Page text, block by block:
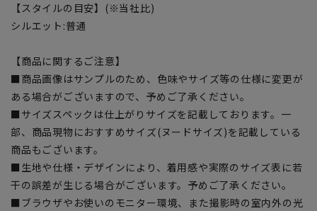
【スタイルの目安】(※当社比)
シルエット:普通
【商品に関するご注意】
■商品画像はサンプルのため、色味やサイズ等の仕様に変更が
ある場合がございますので、予めご了承ください。
■サイズスペックは仕上がりサイズを記載しております。一
部、商品現物におすすめサイズ(ヌードサイズ)を記載している
商品もございます。
■生地や仕様・デザインにより、着用感や実際のサイズ表に若
干の誤差が生じる場合がございます。予めご了承ください。
■ブラウザやお使いのモニター環境、また撮影時の室内外の光